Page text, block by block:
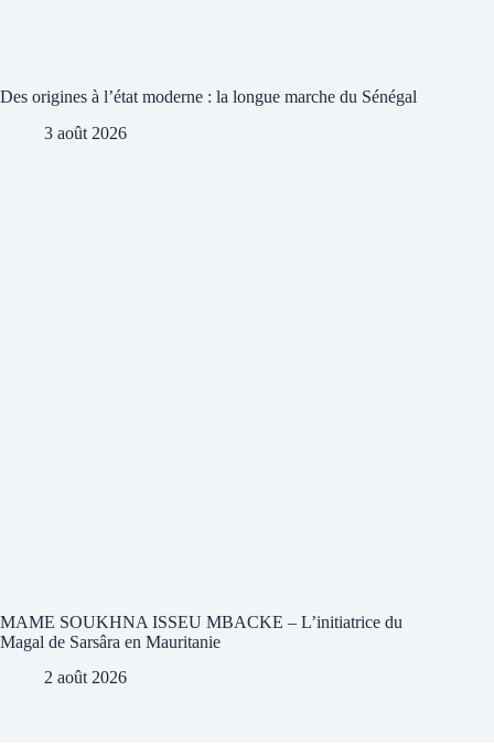
Des origines à l’état moderne : la longue marche du Sénégal
3 août 2026
MAME SOUKHNA ISSEU MBACKE – L’initiatrice du
Magal de Sarsâra en Mauritanie
2 août 2026